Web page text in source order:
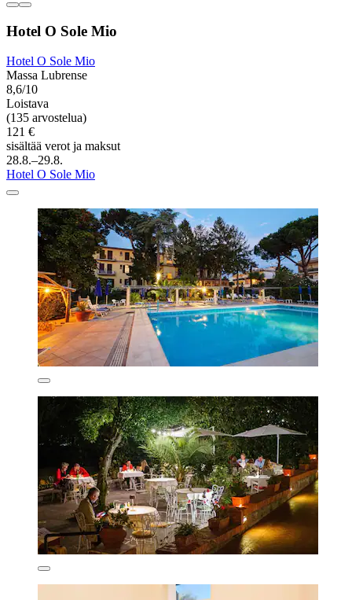
Hotel O Sole Mio
Hotel O Sole Mio
Massa Lubrense
8,6/10
Loistava
(135 arvostelua)
121 €
sisältää verot ja maksut
28.8.–29.8.
Hotel O Sole Mio